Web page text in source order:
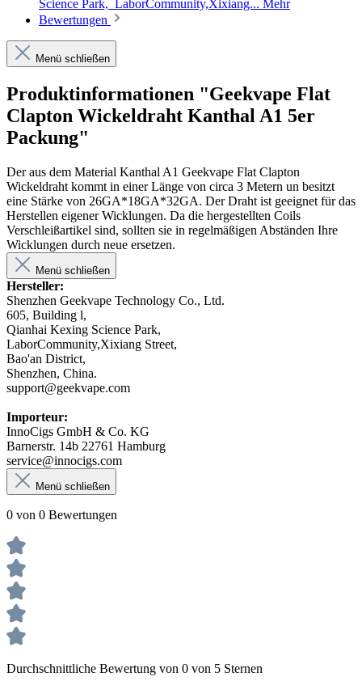
Science Park, LaborCommunity,Xixiang... Mehr
Bewertungen
Menü schließen
Produktinformationen "Geekvape Flat
Clapton Wickeldraht Kanthal A1 5er
Packung"
Der aus dem Material Kanthal A1 Geekvape Flat Clapton
Wickeldraht kommt in einer Länge von circa 3 Metern un besitzt
eine Stärke von 26GA*18GA*32GA. Der Draht ist geeignet für das
Herstellen eigener Wicklungen. Da die hergestellten Coils
Verschleißartikel sind, sollten sie in regelmäßigen Abständen Ihre
Wicklungen durch neue ersetzen.
Menü schließen
Hersteller:
Shenzhen Geekvape Technology Co., Ltd.
605, Building l,
Qianhai Kexing Science Park,
LaborCommunity,Xixiang Street,
Bao'an District,
Shenzhen, China.
support@geekvape.com
Importeur:
InnoCigs GmbH & Co. KG
Barnerstr. 14b 22761 Hamburg
service@innocigs.com
Menü schließen
0 von 0 Bewertungen
Durchschnittliche Bewertung von 0 von 5 Sternen